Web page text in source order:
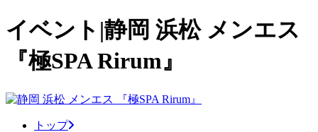
イベント|静岡 浜松 メンエス
『極SPA Rirum』
トップ